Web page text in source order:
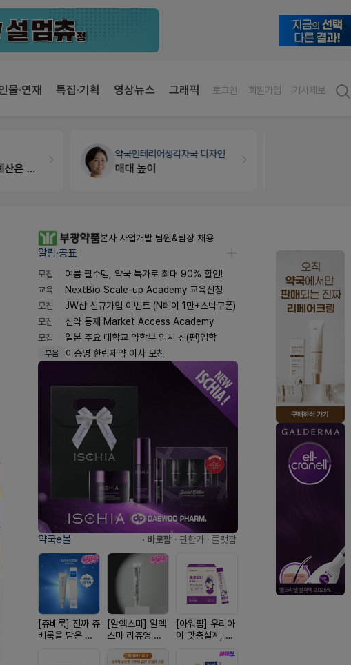
물·연재 특집·기획 영상뉴스 그래픽 로그인 회원가입 기사제보
자인 개국·경영휴베이스
Pm2000쓰는데..
본사 사업개발 팀원&팀장 채용
알림·공표
모집
여름 필수템, 약국 특가로 최대 90% 할인!
교육
NextBio Scale-up Academy 교육신청
모집
JW샵 신규가입 이벤트 (N페이 1만+스벅쿠폰)
모집
신약 등재 Market Access Academy
모집
일본 주요 대학교 약학부 입시 신(편)입학
부음 이승영 한림제약 이사 모친
약국e몰 · 바로팜 · 편한가 · 플랫팜
[쥬베룩] 진짜 쥬
베룩을 담은 약
[알엑스미] 알엑
스미 리쥬영 울
10000 딥리페
[아워팜] 우리아
이 맞춤설계, 바